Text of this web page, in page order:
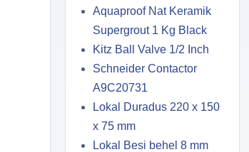
Aquaproof Nat Keramik
Supergrout 1 Kg Black
Kitz Ball Valve 1/2 Inch
Schneider Contactor
A9C20731
Lokal Duradus 220 x 150
x 75 mm
Lokal Besi behel 8 mm